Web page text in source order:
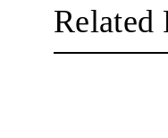
Related